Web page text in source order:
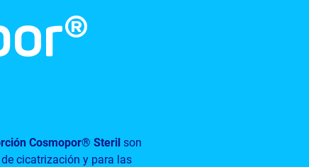
Cosmopor® Steril son
cicatrización y para las